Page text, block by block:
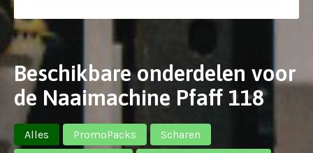
Beschikbare onderdelen voor
de Naaimachine Pfaff 118
Alles PromoPacks
Scharen